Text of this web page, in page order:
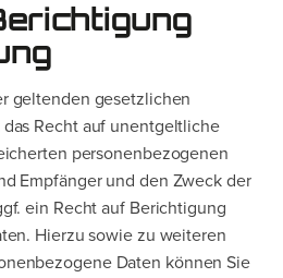
geltenden gesetzlichen
Recht auf unentgeltliche
personenbezogenen
Empfänger und den Zweck der
ein Recht auf Berichtigung
Hierzu sowie zu weiteren
Daten können Sie